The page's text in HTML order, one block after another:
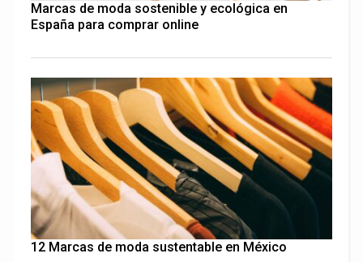
Marcas de moda sostenible y ecológica en
España para comprar online
12 Marcas de moda sustentable en México